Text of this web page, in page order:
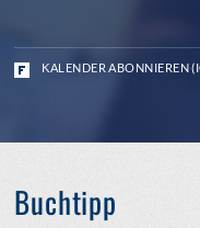
KALENDER ABONNIEREN
Buchtipp